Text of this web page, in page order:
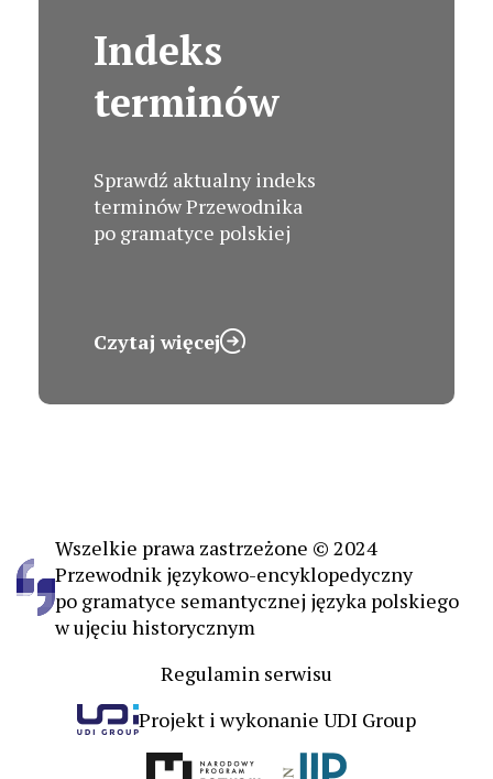
Indeks
terminów
Sprawdź aktualny indeks
terminów Przewodnika
po gramatyce polskiej
Czytaj więcej
Wszelkie prawa zastrzeżone © 2024
Przewodnik językowo-encyklopedyczny
po gramatyce semantycznej języka polskiego
w ujęciu historycznym
Regulamin serwisu
Projekt i wykonanie UDI Group